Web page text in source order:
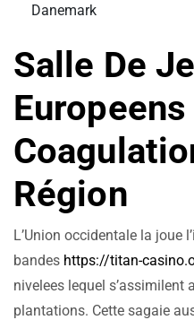
Danemark
Salle De
Europeens
Région
L’Union occidentale la joue
bandes https://titan-
nivelees lequel s’assimilent
plantations. Cette sagaie